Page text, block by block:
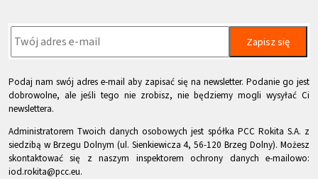
Zapisz się
Podaj nam swój adres e-mail aby zapisać się na newsletter. Podanie go jest
dobrowolne, ale jeśli tego nie zrobisz, nie będziemy mogli wysyłać Ci
newslettera.
Administratorem Twoich danych osobowych jest spółka PCC Rokita S.A. z
siedzibą w Brzegu Dolnym (ul. Sienkiewicza 4, 56-120 Brzeg Dolny). Możesz
skontaktować się z naszym inspektorem ochrony danych e-mailowo:
iod.rokita@pcc.eu.